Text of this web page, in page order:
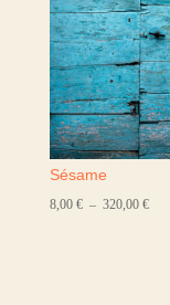
Sésame
8,00 € – 320,00 €Plage